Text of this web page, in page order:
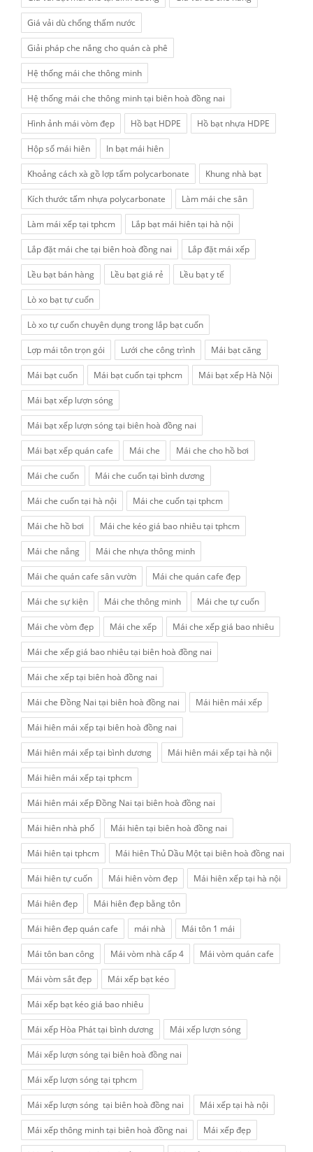
Giá vải dù chống thấm nước
Giải pháp che nắng cho quán cà phê
Hệ thống mái che thông minh
Hệ thống mái che thông minh tại biên hoà đồng nai
Hình ảnh mái vòm đẹp Hồ bạt HDPE Hồ bạt nhựa HDPE
Hộp số mái hiên In bạt mái hiên
Khoảng cách xà gồ lợp tấm polycarbonate Khung nhà bạt
Kích thước tấm nhựa polycarbonate Làm mái che sân
Làm mái xếp tại tphcm Lắp bạt mái hiên tại hà nội
Lắp đặt mái che tại biên hoà đồng nai Lắp đặt mái xếp
Lều bạt bán hàng Lều bạt giá rẻ Lều bạt y tế
Lò xo bạt tự cuốn
Lò xo tự cuốn chuyên dụng trong lắp bạt cuốn
Lợp mái tôn trọn gói Lưới che công trình Mái bạt căng
Mái bạt cuốn Mái bạt cuốn tại tphcm Mái bạt xếp Hà Nội
Mái bạt xếp lượn sóng
Mái bạt xếp lượn sóng tại biên hoà đồng nai
Mái bạt xếp quán cafe Mái che Mái che cho hồ bơi
Mái che cuốn Mái che cuốn tại bình dương
Mái che cuốn tại hà nội Mái che cuốn tại tphcm
Mái che hồ bơi Mái che kéo giá bao nhiêu tại tphcm
Mái che nắng Mái che nhựa thông minh
Mái che quán cafe sân vườn Mái che quán cafe đẹp
Mái che sự kiện Mái che thông minh Mái che tự cuốn
Mái che vòm đẹp Mái che xếp Mái che xếp giá bao nhiêu
Mái che xếp giá bao nhiêu tại biên hoà đồng nai
Mái che xếp tại biên hoà đồng nai
Mái che Đồng Nai tại biên hoà đồng nai Mái hiên mái xếp
Mái hiên mái xếp tại biên hoà đồng nai
Mái hiên mái xếp tại bình dương Mái hiên mái xếp tại hà nội
Mái hiên mái xếp tại tphcm
Mái hiên mái xếp Đồng Nai tại biên hoà đồng nai
Mái hiên nhà phố Mái hiên tại biên hoà đồng nai
Mái hiên tại tphcm Mái hiên Thủ Dầu Một tại biên hoà đồng nai
Mái hiên tự cuốn Mái hiên vòm đẹp Mái hiên xếp tại hà nội
Mái hiên đẹp Mái hiên đẹp bằng tôn
Mái hiên đẹp quán cafe mái nhà Mái tôn 1 mái
Mái tôn ban công Mái vòm nhà cấp 4 Mái vòm quán cafe
Mái vòm sắt đẹp Mái xếp bạt kéo
Mái xếp bạt kéo giá bao nhiêu
Mái xếp Hòa Phát tại bình dương Mái xếp lượn sóng
Mái xếp lượn sóng tại biên hoà đồng nai
Mái xếp lượn sóng tại tphcm
Mái xếp lượn sóng tại biên hoà đồng nai Mái xếp tại hà nội
Mái xếp thông minh tại biên hoà đồng nai Mái xếp đẹp